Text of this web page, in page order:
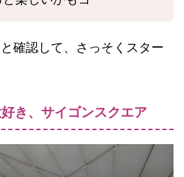
確認して、さっそくスター
き、サイゴンスクエア